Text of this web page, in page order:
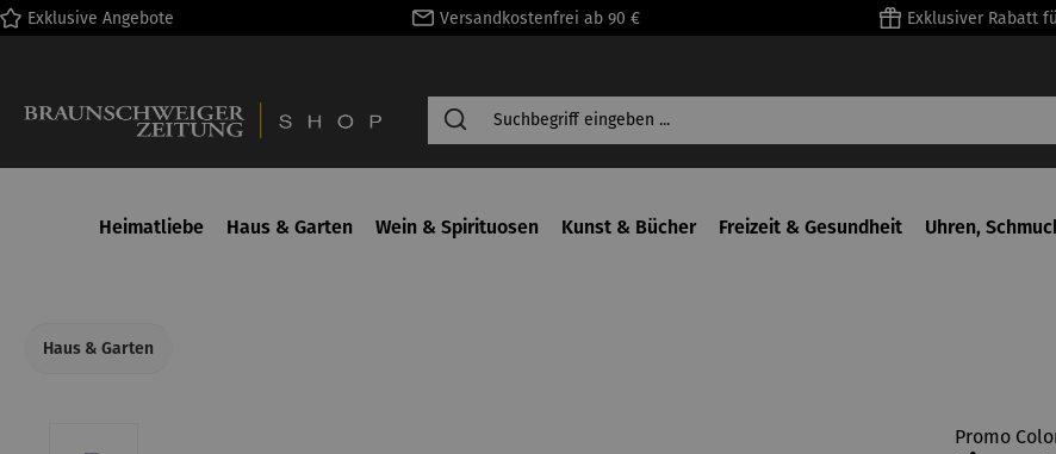
Zur Hauptnavigation springen
Exklusive Angebote Versandkostenfrei ab 90 € Exklusiver Rabatt
Heimatliebe Haus & Garten Wein & Spirituosen Kunst & Bücher Freizeit & Gesundheit Uhren,
Haus & Garten
Promo